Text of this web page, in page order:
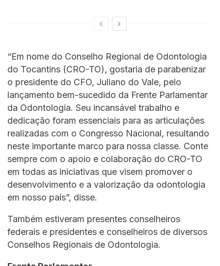
“Em nome do Conselho Regional de Odontologia
do Tocantins (CRO-TO), gostaria de parabenizar
o presidente do CFO, Juliano do Vale, pelo
lançamento bem-sucedido da Frente Parlamentar
da Odontologia. Seu incansável trabalho e
dedicação foram essenciais para as articulações
realizadas com o Congresso Nacional, resultando
neste importante marco para nossa classe. Conte
sempre com o apoio e colaboração do CRO-TO
em todas as iniciativas que visem promover o
desenvolvimento e a valorização da odontologia
em nosso país”, disse.
Também estiveram presentes conselheiros
federais e presidentes e conselheiros de diversos
Conselhos Regionais de Odontologia.